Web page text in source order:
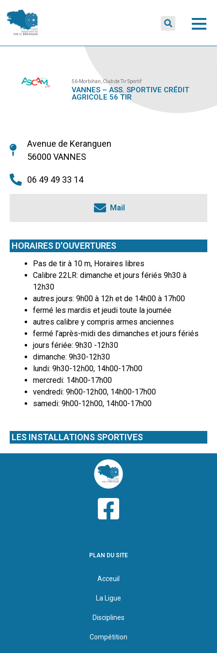
56-Morbihan, Club de Tir Sportif
VANNES – ASS. SPORTIVE CRÉDIT
AGRICOLE 56 TIR
Avenue de Keranguen
56000 VANNES
06 49 49 33 14
Mail
HORAIRES D'OUVERTURES
Pas de tir à 10 m, Horaires libres
Calibre 22LR: dimanche et jours fériés 9h30 à
12h30
autres jours: 9h00 à 12h et de 14h00 à 17h00
fermé les mardis et jeudi toute la journée
autres calibre y compris armes anciennes
fermé l’après-midi des dimanches et jours fériés
jours fériée: 9h30 -12h30
dimanche: 9h30-12h30
lundi: 9h30-12h00, 14h00-17h00
mercredi: 14h00-17h00
vendredi: 9h00-12h00, 14h00-17h00
samedi: 9h00-12h00, 14h00-17h00
LES INSTALLATIONS SPORTIVES
PLAN DU SITE
Acceuil
La Ligue
Disciplines
Compétition